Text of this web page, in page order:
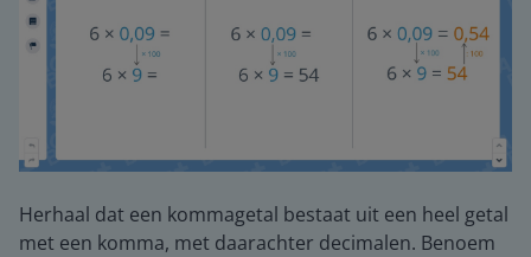
Herhaal dat een kommagetal bestaat uit een heel getal
met een komma, met daarachter decimalen. Benoem